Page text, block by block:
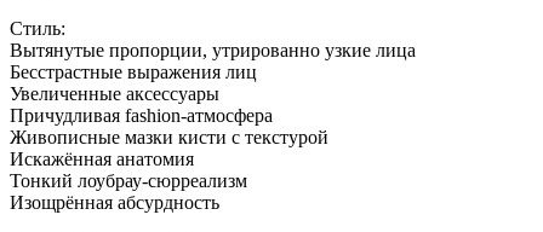
Стиль:
Вытянутые пропорции, утрированно узкие лица
Бесстрастные выражения лиц
Увеличенные аксессуары
Причудливая fashion-атмосфера
Живописные мазки кисти с текстурой
Искажённая анатомия
Тонкий лоубрау-сюрреализм
Изощрённая абсурдность